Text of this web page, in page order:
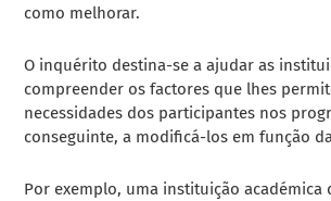
como melhorar.
O inquérito destina-se a ajudar as
compreender os factores que lhes
necessidades dos participantes nos
conseguinte, a modificá-los em função
Por exemplo, uma instituição académica